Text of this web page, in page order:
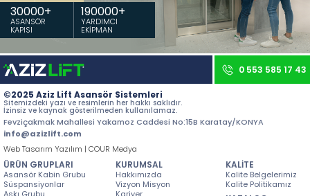
30000+
ASANSÖR
KAPISI
190000+
YARDIMCI
EKİPMAN
0 553 585 17 43
©2025 Aziz Lift Asansör Sistemleri
Sitemizdeki yazı ve resimlerin her hakkı saklıdır.
İzinsiz ve kaynak gösterilmeden kullanılamaz.
Fevziçakmak Mahallesi Yakamoz Caddesi No:15B Karatay/KONYA
info@azizlift.com
Web Tasarım Yazılım | COUR Medya
ÜRÜN GRUPLARI
Asansör Kabin Grubu
Süspansiyonlar
KURUMSAL
Hakkımızda
Vizyon Misyon
KALİTE
Kalite Belgelerimiz
Kalite Politikamız